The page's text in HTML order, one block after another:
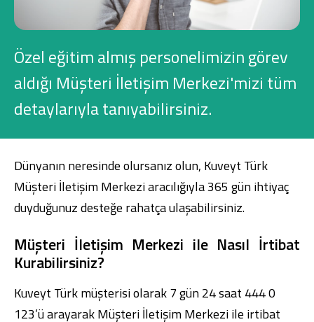
Konut Finansmanı
Ticari Kartlar
Tarım Finansmanı
Leasing
Yatırım
Özel eğitim almış personelimizin görev
aldığı Müşteri İletişim Merkezi'mizi tüm
detaylarıyla tanıyabilirsiniz.
Dünyanın neresinde olursanız olun, Kuveyt Türk
Müşteri İletişim Merkezi aracılığıyla 365 gün ihtiyaç
duyduğunuz desteğe rahatça ulaşabilirsiniz.
Müşteri İletişim Merkezi ile Nasıl İrtibat
Kurabilirsiniz?
Kuveyt Türk müşterisi olarak 7 gün 24 saat 444 0
123’ü arayarak Müşteri İletişim Merkezi ile irtibat